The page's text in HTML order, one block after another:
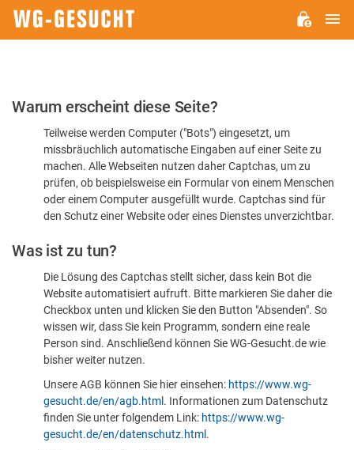
Bitte
dass
sind
Warum erscheint diese Seite?
Teilweise werden Computer ("Bots") eingesetzt, um
missbräuchlich automatische Eingaben auf einer Seite zu
machen. Alle Webseiten nutzen daher Captchas, um zu
prüfen, ob beispielsweise ein Formular von einem Menschen
oder einem Computer ausgefüllt wurde. Captchas sind für
den Schutz einer Website oder eines Dienstes unverzichtbar.
Was ist zu tun?
Die Lösung des Captchas stellt sicher, dass kein Bot die
Website automatisiert aufruft. Bitte markieren Sie daher die
Checkbox unten und klicken Sie den Button "Absenden". So
wissen wir, dass Sie kein Programm, sondern eine reale
Person sind. Anschließend können Sie WG-Gesucht.de wie
bisher weiter nutzen.
Unsere AGB können Sie hier einsehen: https://www.wg-
gesucht.de/en/agb.html . Informationen zum Datenschutz
finden Sie unter folgendem Link: https://www.wg-
gesucht.de/en/datenschutz.html .